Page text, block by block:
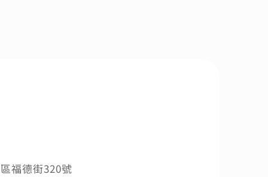
福德街320號